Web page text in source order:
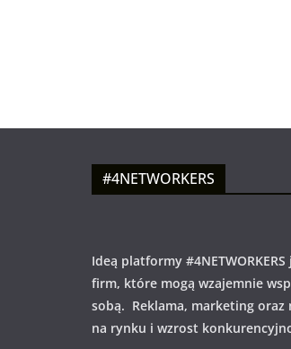
#4NETWORKERS
Ideą platformy
firm, które mogą wzajemnie
sobą. Reklama, marketing
na rynku i wzrost